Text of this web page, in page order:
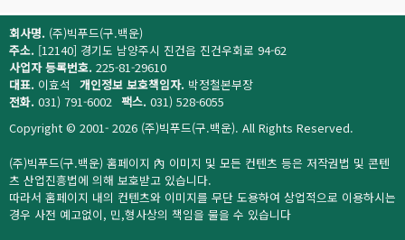
회사명. (주)빅푸드(구.백운)
주소. [12140] 경기도 남양주시 진건읍 진건우회로 94-62
사업자 등록번호. 225-81-29610
대표. 이효석 개인정보 보호책임자. 박정철본부장
전화. 031) 791-6002 팩스. 031) 528-6055
Copyright © 2001- 2026 (주)빅푸드(구.백운). All Rights Reserved.
(주)빅푸드(구.백운) 홈페이지 內 이미지 및 모든 컨텐츠 등은 저작권법 및 콘텐
츠 산업진흥법에 의해 보호받고 있습니다.
따라서 홈페이지 내의 컨텐츠와 이미지를 무단 도용하여 상업적으로 이용하시는
경우 사전 예고없이, 민,형사상의 책임을 물을 수 있습니다